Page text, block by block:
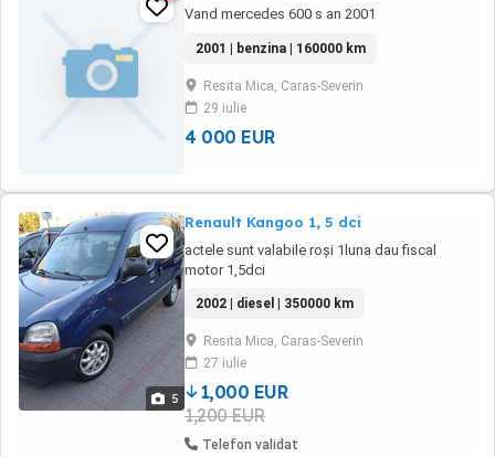
Vand mercedes 600 s an 2001
2001 | benzina | 160000 km
Resita Mica, Caras-Severin
29 iulie
4 000 EUR
5
Renault Kangoo 1, 5 dci
actele sunt valabile roși 1luna dau fiscal
motor 1,5dci
2002 | diesel | 350000 km
Resita Mica, Caras-Severin
27 iulie
1,000 EUR
1,200 EUR
Telefon validat